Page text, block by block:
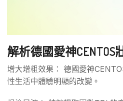
解析德國愛神
增大增粗效果： 德國愛神
性生活中體驗明顯的改變。